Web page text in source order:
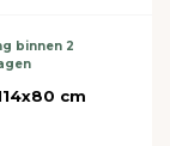
binnen 2
cm